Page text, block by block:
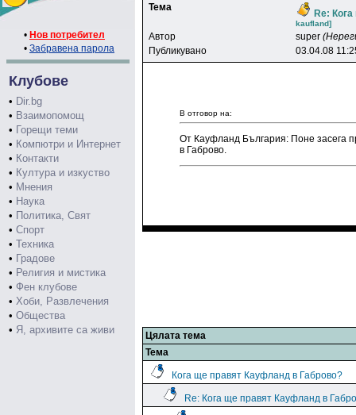
• Нов потребител
• Забравена парола
Клубове
• Dir.bg
• Взаимопомощ
• Горещи теми
• Компютри и Интернет
• Контакти
• Култура и изкуство
• Мнения
• Наука
• Политика, Свят
• Спорт
• Техника
• Градове
• Религия и мистика
• Фен клубове
• Хоби, Развлечения
• Общества
• Я, архивите са живи
Тема
Re:
kaufland]
Автор super
Публикувано
03.04.08
В отговор на:
От Кауфланд България: Поне засега
в Габрово.
Цялата тема
Тема
Кога ще правят Кауфланд в Габрово?
Re: Кога ще правят Кауфланд в